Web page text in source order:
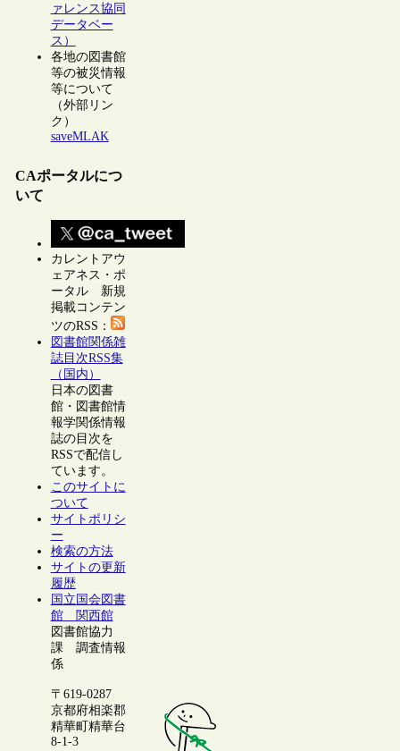
ァレンス協同
データベー
ス）
各地の図書館
等の被災情報
等について
（外部リン
ク）
saveMLAK
CAポータルにつ
いて
カレントアウ
ェアネス・ポ
ータル 新規
掲載コンテン
ツのRSS：
図書館関係雑
誌目次RSS集
（国内）
日本の図書
館・図書館情
報学関係情報
誌の目次を
RSSで配信し
ています。
このサイトに
ついて
サイトポリシ
ー
検索の方法
サイトの更新
履歴
国立国会図書
館 関西館
図書館協力
課 調査情報
係
〒619-0287
京都府相楽郡
精華町精華台
8-1-3